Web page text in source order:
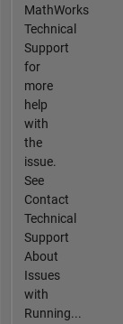
MathWorks
Technical
Support
for
more
help
with
the
issue.
See
Contact
Technical
Support
About
Issues
with
Running...